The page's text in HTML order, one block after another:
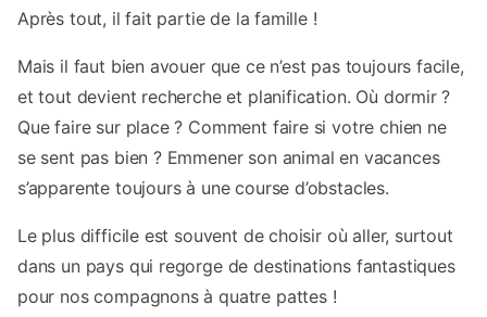
Après tout, il fait partie de la famille !
Mais il faut bien avouer que ce n’est pas toujours facile,
et tout devient recherche et planification. Où dormir ?
Que faire sur place ? Comment faire si votre chien ne
se sent pas bien ? Emmener son animal en vacances
s’apparente toujours à une course d’obstacles.
Le plus difficile est souvent de choisir où aller, surtout
dans un pays qui regorge de destinations fantastiques
pour nos compagnons à quatre pattes !